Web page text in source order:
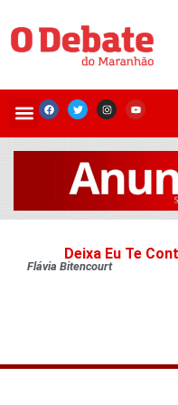
Deixa Eu Te
Flávia Bitencourt